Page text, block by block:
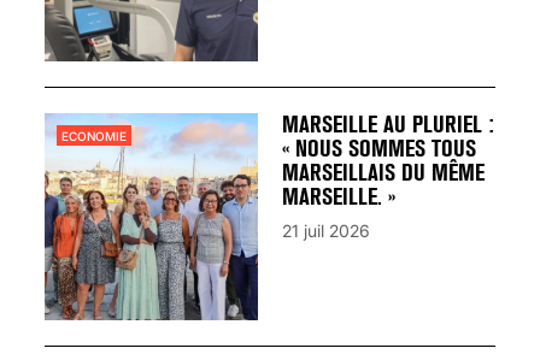
MARSEILLE AU PLURIEL :
« NOUS SOMMES TOUS
MARSEILLAIS DU MÊME
MARSEILLE. »
ECONOMIE
21 juil 2026